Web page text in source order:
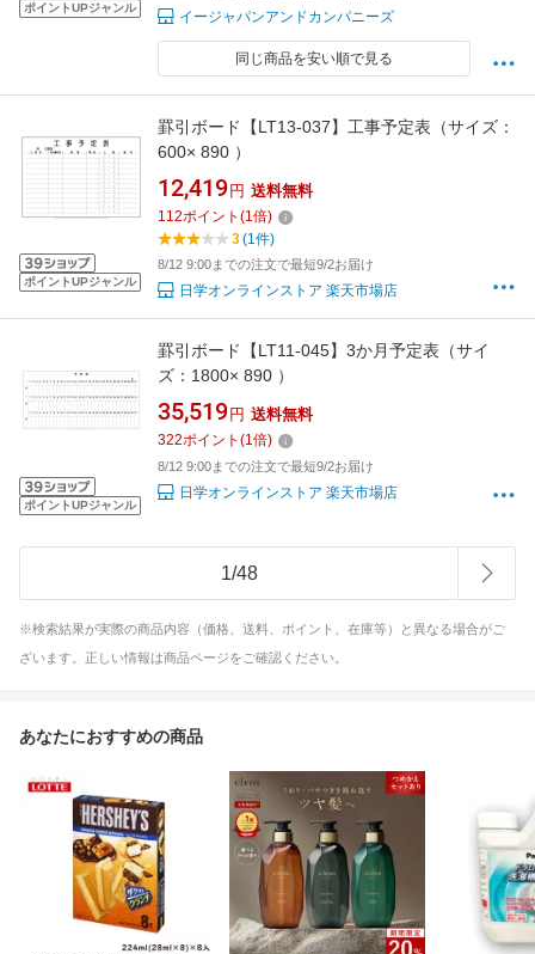
ポイントUPジャンル
イージャパンアンドカンパニーズ
同じ商品を安い順で見る
ポイントUPジャンル
罫引ボード【LT13-037】工事予定表（サイズ：
600× 890 ）
12,419 円 送料無料
112ポイント (1倍)
3(1件)
8/12 9:00までの注文で最短9/2お届け
日学オンラインストア 楽天市場店
ポイントUPジャンル
罫引ボード【LT11-045】3か月予定表（サイ
ズ：1800× 890 ）
35,519 円 送料無料
322ポイント (1倍)
8/12 9:00までの注文で最短9/2お届け
日学オンラインストア 楽天市場店
1/48
※検索結果が実際の商品内容（価格、送料、ポイント、在庫等）と異なる場合がご
ざいます。正しい情報は商品ページをご確認ください。
あなたにおすすめの商品